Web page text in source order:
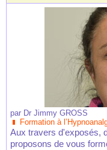
par Dr Jimmy GROSS
Formation à
Aux travers d'exposés,
proposons de vous